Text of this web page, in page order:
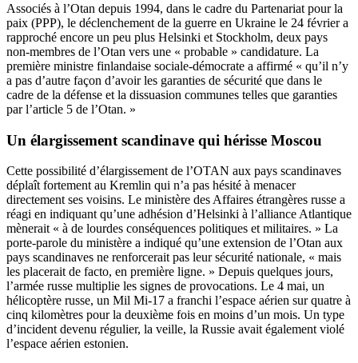
Associés à l’Otan depuis 1994, dans le cadre du Partenariat pour la
paix (PPP), le déclenchement de la guerre en Ukraine le 24 février a
rapproché encore un peu plus Helsinki et Stockholm, deux pays
non-membres de l’Otan vers une « probable » candidature. La
première ministre finlandaise sociale-démocrate a affirmé « qu’il n’y
a pas d’autre façon d’avoir les garanties de sécurité que dans le
cadre de la défense et la dissuasion communes telles que garanties
par l’article 5 de l’Otan. »
Un élargissement scandinave qui hérisse Moscou
Cette possibilité d’élargissement de l’OTAN aux pays scandinaves
déplaît fortement au Kremlin qui n’a pas hésité à menacer
directement ses voisins. Le ministère des Affaires étrangères russe a
réagi en indiquant qu’une adhésion d’Helsinki à l’alliance Atlantique
mènerait « à de lourdes conséquences politiques et militaires. » La
porte-parole du ministère a indiqué qu’une extension de l’Otan aux
pays scandinaves ne renforcerait pas leur sécurité nationale, « mais
les placerait de facto, en première ligne. » Depuis quelques jours,
l’armée russe multiplie les signes de provocations. Le 4 mai, un
hélicoptère russe, un Mil Mi-17 a franchi l’espace aérien sur quatre à
cinq kilomètres pour la deuxième fois en moins d’un mois. Un type
d’incident devenu régulier, la veille, la Russie avait également violé
l’espace aérien estonien.